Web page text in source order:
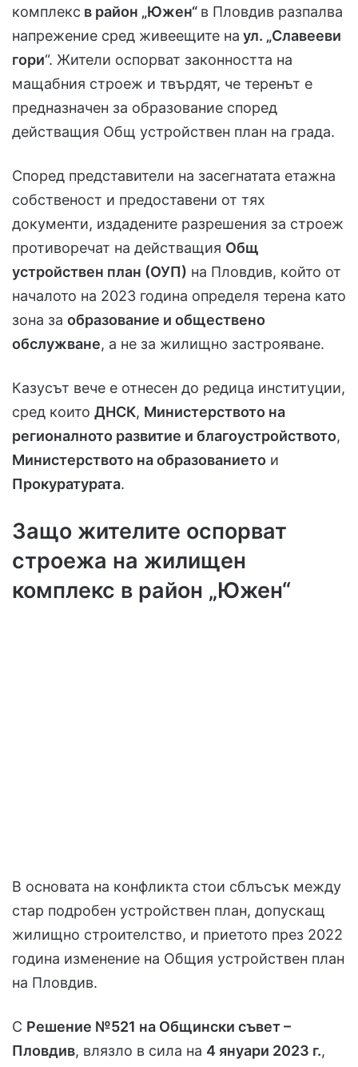
комплекс в район „Южен“ в Пловдив разпалва
напрежение сред живеещите на ул. „Славееви
гори“. Жители оспорват законността на
мащабния строеж и твърдят, че теренът е
предназначен за образование според
действащия Общ устройствен план на града.
Според представители на засегнатата етажна
собственост и предоставени от тях
документи, издадените разрешения за строеж
противоречат на действащия Общ
устройствен план (ОУП) на Пловдив, който от
началото на 2023 година определя терена като
зона за образование и обществено
обслужване, а не за жилищно застрояване.
Казусът вече е отнесен до редица институции,
сред които ДНСК, Министерството на
регионалното развитие и благоустройството,
Министерството на образованието и
Прокуратурата.
Защо жителите оспорват
строежа на жилищен
комплекс в район „Южен“
В основата на конфликта стои сблъсък между
стар подробен устройствен план, допускащ
жилищно строителство, и приетото през 2022
година изменение на Общия устройствен план
на Пловдив.
С Решение №521 на Общински съвет –
Пловдив, влязло в сила на 4 януари 2023 г.,